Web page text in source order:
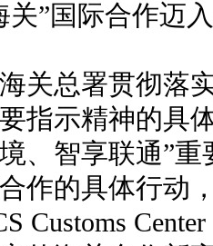
关”国际合作迈
总署贯彻落实
指示精神的具
、智享联通”
作的具体行动
Customs